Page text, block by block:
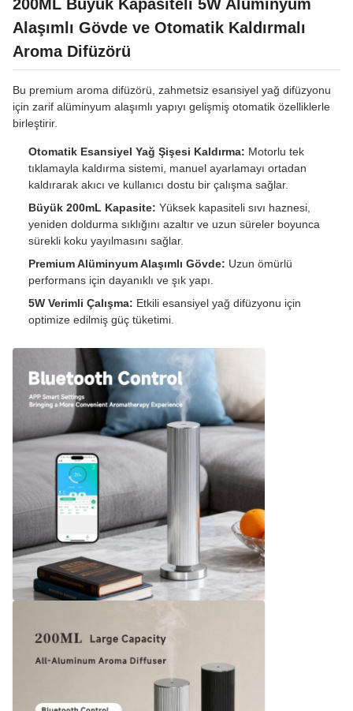
200ML Büyük Kapasiteli 5W Alüminyum
Alaşımlı Gövde ve Otomatik Kaldırmalı
Aroma Difüzörü
Bu premium aroma difüzörü, zahmetsiz esansiyel yağ difüzyonu
için zarif alüminyum alaşımlı yapıyı gelişmiş otomatik özelliklerle
birleştirir.
Otomatik Esansiyel Yağ Şişesi Kaldırma: Motorlu tek
tıklamayla kaldırma sistemi, manuel ayarlamayı ortadan
kaldırarak akıcı ve kullanıcı dostu bir çalışma sağlar.
Büyük 200mL Kapasite: Yüksek kapasiteli sıvı haznesi,
yeniden doldurma sıklığını azaltır ve uzun süreler boyunca
sürekli koku yayılmasını sağlar.
Premium Alüminyum Alaşımlı Gövde: Uzun ömürlü
performans için dayanıklı ve şık yapı.
5W Verimli Çalışma: Etkili esansiyel yağ difüzyonu için
optimize edilmiş güç tüketimi.